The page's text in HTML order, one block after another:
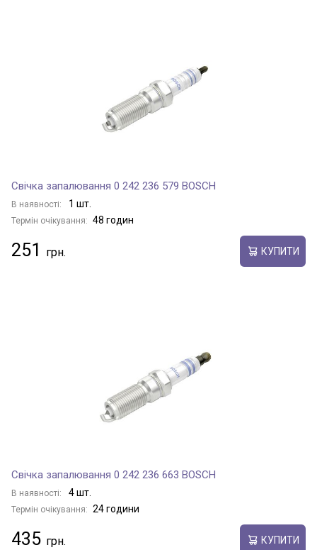
Свічка запалювання 0 242 236 579 BOSCH
В наявності: 1 шт.
Термін очікування: 48 годин
251 КУПИТИ
Свічка запалювання 0 242 236 663 BOSCH
В наявності: 4 шт.
Термін очікування: 24 години
435 КУПИТИ